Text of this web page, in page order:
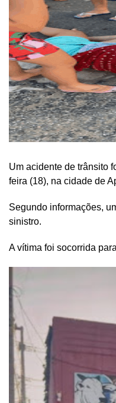
Um acidente de trânsito
feira (18), na cidade de
Segundo informações,
sinistro.
A vítima foi socorrida